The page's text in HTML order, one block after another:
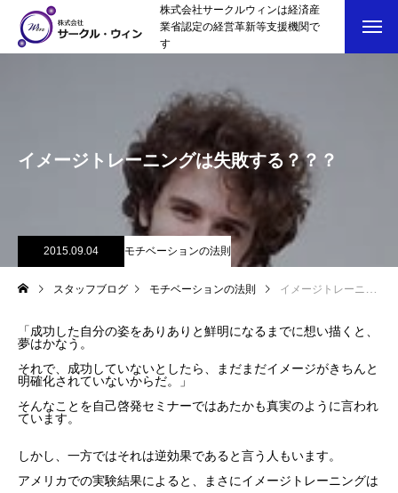
株式会社サークルウィンは経済産
業省認定の経営革新等支援機関で
す
イメージトレーニングは失敗する？？？
2015.09.04 モチベーションの法則
スタッフブログ モチベーションの法則 イメージトレーニングは失敗する？？？
「成功した自分の姿をありありと鮮明になるまでに想い描くと、
夢はかなう。
それで、成功していないとしたら、まだまだイメージがきちんと
明確化されていないからだ。」
そんなことを自己啓発セミナーではあたかも真実のように言われ
ています。
しかし、一方ではそれは逆効果であると言う人もいます。
アメリカでの実験結果によると、まさにイメージトレーニングは